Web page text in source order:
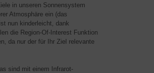
in unseren Sonnensystem
Atmosphäre ein (das
nun kinderleicht, dank
die Region-Of-Interest Funktion
da nur der für Ihr Ziel relevante
sind mit einem Infrarot-